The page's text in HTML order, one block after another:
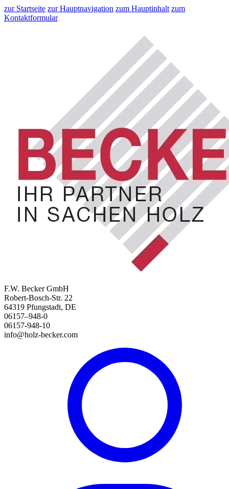
zur Startseite zur Hauptnavigation zum Hauptinhalt zum
Kontaktformular
F.W. Becker GmbH
Robert-Bosch-Str. 22
64319 Pfungstadt, DE
06157–948-0
06157-948-10
info@holz-becker.com